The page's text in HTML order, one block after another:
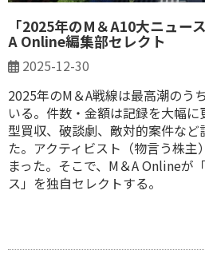
「2025年のM＆A10大ニュ
A Online編集部セレクト
2025-12-30
2025年のM＆A戦線は最高潮のう
いる。件数・金額は記録を大幅
型買収、破談劇、敵対的案件など
た。アクティビスト（物言う株主
まった。そこで、M＆A Onlineが
ス」を独自セレクトする。